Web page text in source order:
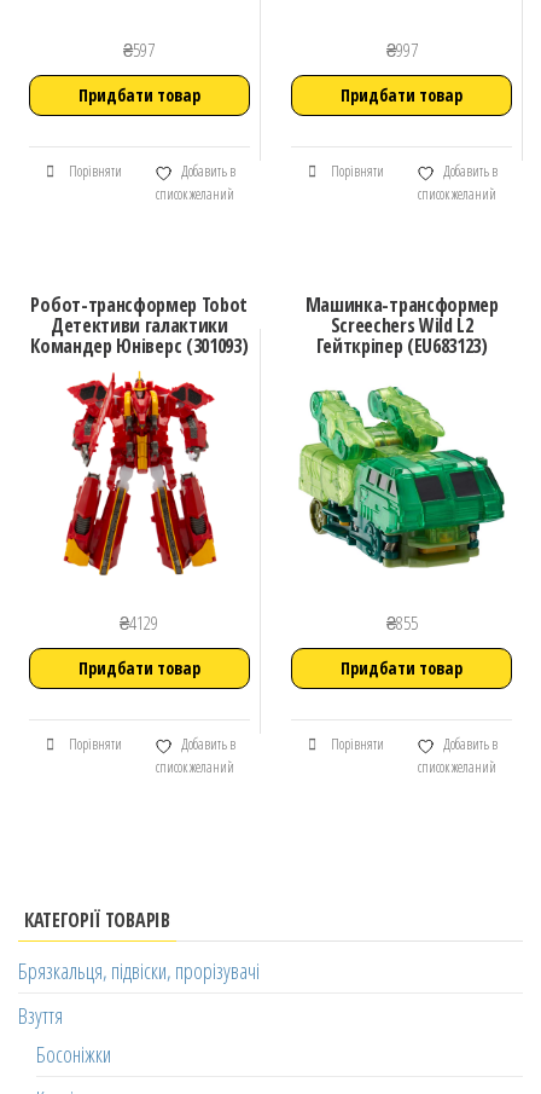
₴597
Придбати товар
Порівняти
Добавить в
список желаний
₴997
Придбати товар
Порівняти
Добавить в
список желаний
Робот-трансформер Tobot
Детективи галактики
Командер Юніверс (301093)
₴4129
Придбати товар
Порівняти
Добавить в
список желаний
Машинка-трансформер
Screechers Wild L2
Гейткріпер (EU683123)
₴855
Придбати товар
Порівняти
Добавить в
список желаний
КАТЕГОРІЇ ТОВАРІВ
Брязкальця, підвіски, прорізувачі
Взуття
Босоніжки